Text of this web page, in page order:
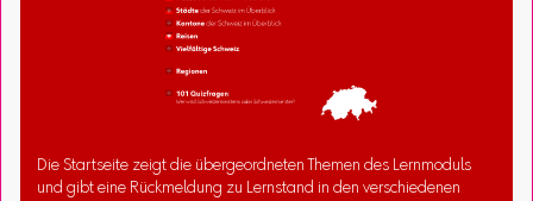
Die Startseite zeigt die übergeordneten Themen des Lernmoduls
und gibt eine Rückmeldung zu Lernstand in den verschiedenen